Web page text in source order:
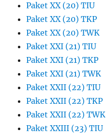
Paket XX (20) TIU
Paket XX (20) TKP
Paket XX (20) TWK
Paket XXI (21) TIU
Paket XXI (21) TKP
Paket XXI (21) TWK
Paket XXII (22) TIU
Paket XXII (22) TKP
Paket XXII (22) TWK
Paket XXIII (23) TIU